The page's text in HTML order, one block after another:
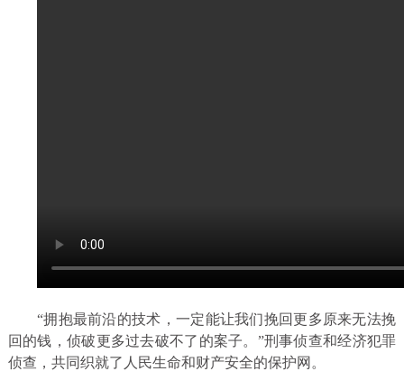
“拥抱最前沿的技术，一定能让我们挽回更多原来无法挽
回的钱，侦破更多过去破不了的案子。”刑事侦查和经济犯罪
侦查，共同织就了人民生命和财产安全的保护网。